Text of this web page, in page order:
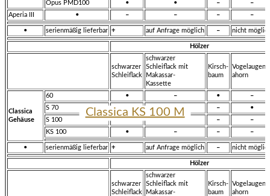
Opus PMD100 • • –
–
Aperia III
• – – – –
• serienmäßig lieferbar + auf Anfrage möglich – nicht
Hölzer
schwarzer
Schleiflack
schwarzer
Schleiflack mit
Makassar-
Kassette
Kirsch-
baum
Vogelaugen-
ahorn
Classica
Gehäuse
60 • – •
–
S 70
– –
•
S 100
• – –
–
KS 100
• – – –
• serienmäßig lieferbar + auf Anfrage möglich – nicht
Hölzer
schwarzer
Schleiflack
schwarzer
Schleiflack mit
Makassar-
Kirsch-
baum
Vogelaugen-
ahorn
Classica S 130 M
Classica KS 100 M